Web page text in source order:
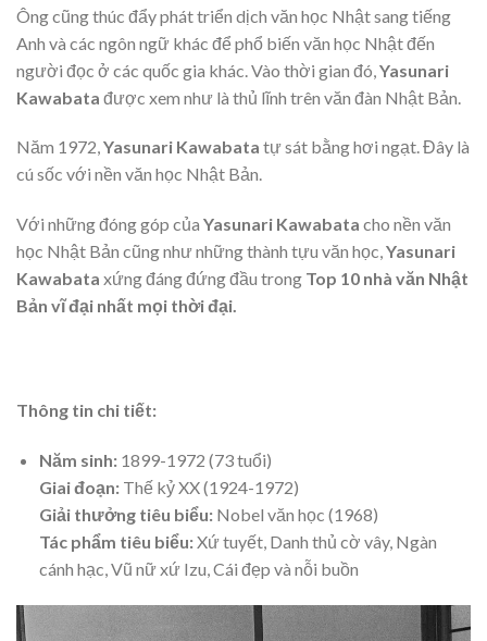
Ông cũng thúc đẩy phát triển dịch văn học Nhật sang tiếng
Anh và các ngôn ngữ khác để phổ biến văn học Nhật đến
người đọc ở các quốc gia khác. Vào thời gian đó, Yasunari
Kawabata được xem như là thủ lĩnh trên văn đàn Nhật Bản.
Năm 1972,Yasunari Kawabata tự sát bằng hơi ngạt. Đây là
cú sốc với nền văn học Nhật Bản.
Với những đóng góp của Yasunari Kawabata cho nền văn
học Nhật Bản cũng như những thành tựu văn học,Yasunari
Kawabata xứng đáng đứng đầu trong Top 10 nhà văn Nhật
Bản vĩ đại nhất mọi thời đại.
Thông tin chi tiết:
Năm sinh:1899-1972 (73 tuổi)
Giai đoạn:Thế kỷ XX (1924-1972)
Giải thưởng tiêu biểu:Nobel văn học (1968)
Tác phẩm tiêu biểu:Xứ tuyết, Danh thủ cờ vây, Ngàn
cánh hạc, Vũ nữ xứ Izu, Cái đẹp và nỗi buồn